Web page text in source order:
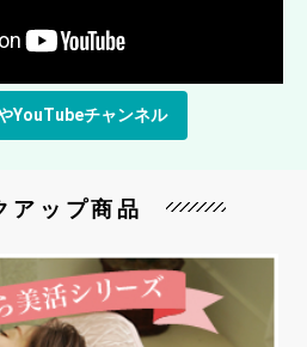
YouTubeチャンネル
アップ商品